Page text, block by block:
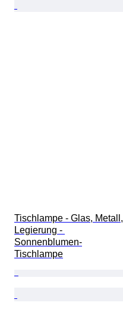
Tischlampe - Glas, Metall,
Legierung -
Sonnenblumen-
Tischlampe